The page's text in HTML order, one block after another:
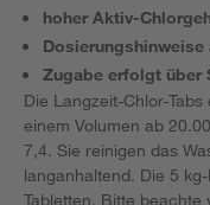
hoher Aktiv-
Dosierungshinweise
Zugabe erfolgt über
Die Langzeit-Chlor-
einem Volumen ab
7,4. Sie reinigen das
langanhaltend. Die 5
Tabletten. Bitte